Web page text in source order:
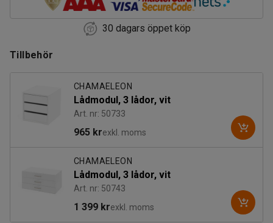
30 dagars öppet köp
Tillbehör
CHAMAELEON
Lådmodul, 3 lådor, vit
Art. nr: 50733
965 krexkl. moms
CHAMAELEON
Lådmodul, 3 lådor, vit
Art. nr: 50743
1 399 krexkl. moms